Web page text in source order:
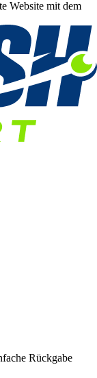
Website mit dem
Rückgabe